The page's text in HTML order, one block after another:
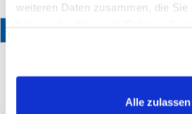
weiteren Daten zusammen, die Sie
Alle zulassen